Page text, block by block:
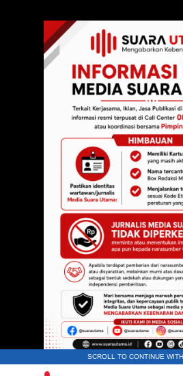
SCROLL TO CONTINUE